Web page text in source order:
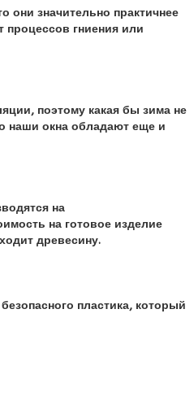
они значительно практичнее
процессов гниения или
поэтому какая бы зима не
наши окна обладают еще и
на
на готовое изделие
древесину.
пластика, который